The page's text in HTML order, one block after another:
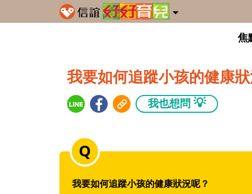
焦
我要如何追蹤小孩的健康
我也想問 💡
我要如何追蹤小孩的健康狀況呢？